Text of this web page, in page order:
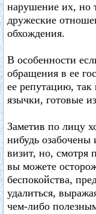
нарушение их, но
дружеские
обхождения.
В особенности
обращения в ее
ее репутацию, так
язычки, готовые
Заметив по лицу
нибудь озабочены
визит, но, смотря
вы можете
беспокойства,
удалиться,
чем-либо